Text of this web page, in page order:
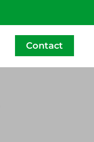
Contact